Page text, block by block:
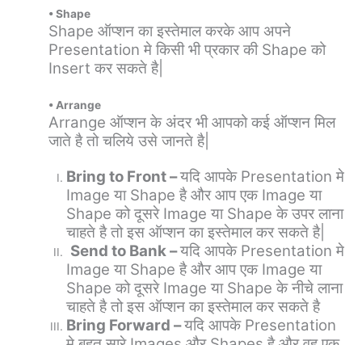
• Shape
Shape ऑप्शन का इस्तेमाल करके आप अपने
Presentation मे किसी भी प्रकार की Shape को
Insert कर सकते है|
• Arrange
Arrange ऑप्शन के अंदर भी आपको कई ऑप्शन मिल
जाते है तो चलिये उसे जानते है|
Bring to Front –यदि आपके Presentation मे
Image या Shape है और आप एक Image या
Shape को दूसरे Image या Shape के उपर लाना
चाहते है तो इस ऑप्शन का इस्तेमाल कर सकते है|
Send to Bank –यदि आपके Presentation मे
Image या Shape है और आप एक Image या
Shape को दूसरे Image या Shape के नीचे लाना
चाहते है तो इस ऑप्शन का इस्तेमाल कर सकते है
Bring Forward –यदि आपके Presentation